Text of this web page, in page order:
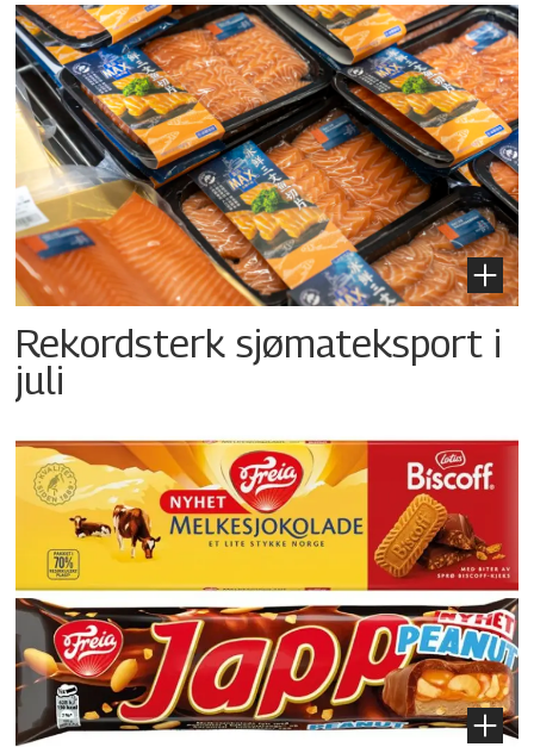
Rekordsterk sjømateksport i
juli